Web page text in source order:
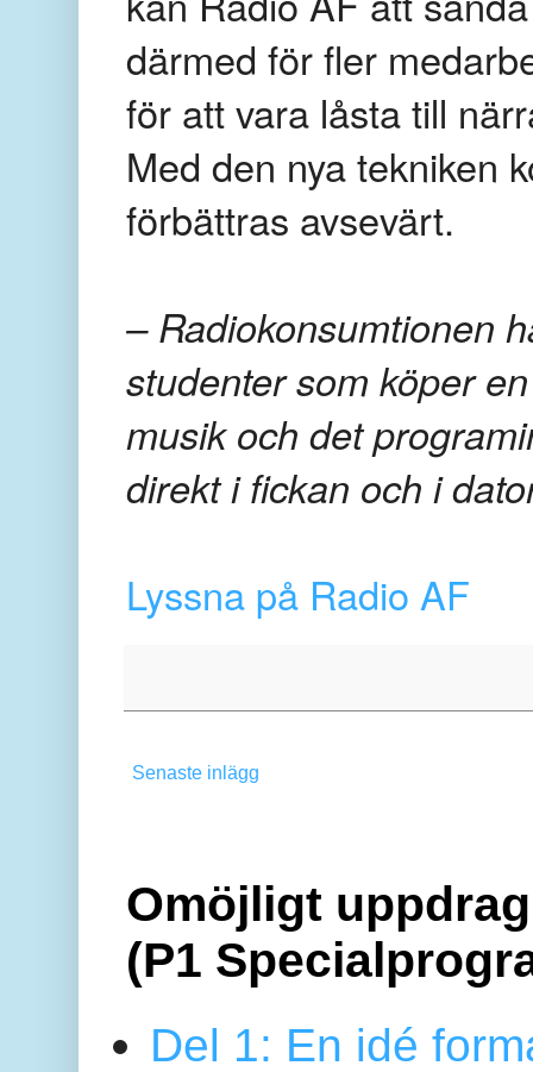
därmed för fler
för att vara låsta till
Med den nya tekniken
förbättras avsevärt.
– Radiokonsumtionen
studenter som köper
musik och det
direkt i fickan och i
Lyssna på Radio AF
Senaste inlägg
Omöjligt
(P1
Del 1: En idé